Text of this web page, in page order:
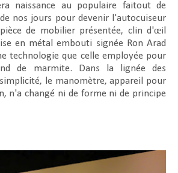
naissance au populaire faitout de
nos jours pour devenir l'autocuiseur
de mobilier présentée, clin d'œil
en métal embouti signée Ron Arad
technologie que celle employée pour
de marmite. Dans la lignée des
le manomètre, appareil pour
n'a changé ni de forme ni de principe